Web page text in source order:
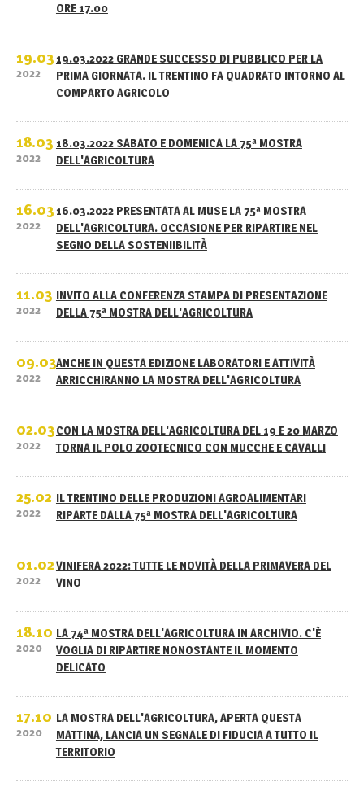
ORE 17.00
19.03
2022
19.03.2022 GRANDE SUCCESSO DI PUBBLICO PER LA
PRIMA GIORNATA. IL TRENTINO FA QUADRATO INTORNO AL
COMPARTO AGRICOLO
18.03
2022
18.03.2022 SABATO E DOMENICA LA 75ª MOSTRA
DELL'AGRICOLTURA
16.03
2022
16.03.2022 PRESENTATA AL MUSE LA 75ª MOSTRA
DELL'AGRICOLTURA. OCCASIONE PER RIPARTIRE NEL
SEGNO DELLA SOSTENIIBILITÀ
11.03
2022
INVITO ALLA CONFERENZA STAMPA DI PRESENTAZIONE
DELLA 75ª MOSTRA DELL'AGRICOLTURA
09.03
2022
ANCHE IN QUESTA EDIZIONE LABORATORI E ATTIVITÀ
ARRICCHIRANNO LA MOSTRA DELL'AGRICOLTURA
02.03
2022
CON LA MOSTRA DELL'AGRICOLTURA DEL 19 E 20 MARZO
TORNA IL POLO ZOOTECNICO CON MUCCHE E CAVALLI
25.02
2022
IL TRENTINO DELLE PRODUZIONI AGROALIMENTARI
RIPARTE DALLA 75ª MOSTRA DELL'AGRICOLTURA
01.02
2022
VINIFERA 2022: TUTTE LE NOVITÀ DELLA PRIMAVERA DEL
VINO
18.10
2020
LA 74ª MOSTRA DELL'AGRICOLTURA IN ARCHIVIO. C'È
VOGLIA DI RIPARTIRE NONOSTANTE IL MOMENTO
DELICATO
17.10
2020
LA MOSTRA DELL'AGRICOLTURA, APERTA QUESTA
MATTINA, LANCIA UN SEGNALE DI FIDUCIA A TUTTO IL
TERRITORIO